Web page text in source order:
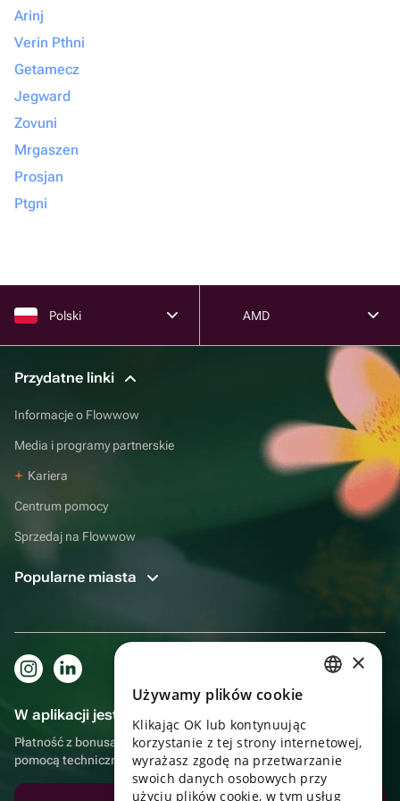
Arinj
Verin Pthni
Getamecz
Jegward
Zovuni
Mrgaszen
Prosjan
Ptgni
Polski AMD
Przydatne linki
Informacje o Flowwow
Media i programy partnerskie
Kariera
Centrum pomocy
Sprzedaj na Flowwow
Popularne miasta
W aplikacji jest to jeszcze wygodniejsze!
Płatność z bonusami, samodzielna dostawa, wygodny czat z
pomocą techniczną
UKRAINIAN
PORTUGUESE
×
Używamy plików cookie
Klikając OK lub kontynuując
korzystanie z tej strony internetowej,
wyrażasz zgodę na przetwarzanie
swoich danych osobowych przy
użyciu plików cookie, w tym usług